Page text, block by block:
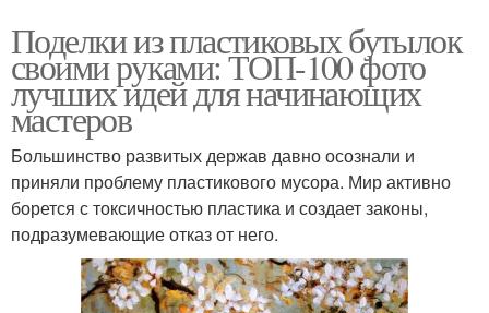
Поделки из пластиковых бутылок
своими руками: ТОП-100 фото
лучших идей для начинающих
мастеров
Большинство развитых держав давно осознали и
приняли проблему пластикового мусора. Мир активно
борется с токсичностью пластика и создает законы,
подразумевающие отказ от него.